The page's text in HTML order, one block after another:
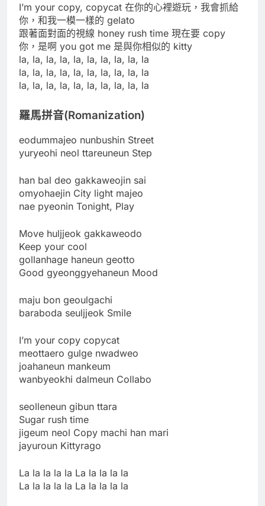
I’m your copy, copycat 在你的心裡遊玩，我會抓給
你，和我一模一樣的 gelato
跟著面對面的視線 honey rush time 現在要 copy
你，是啊 you got me 是與你相似的 kitty
la, la, la, la, la, la, la, la, la, la
la, la, la, la, la, la, la, la, la, la
la, la, la, la, la, la, la, la, la, la
羅馬拼音(Romanization)
eodummajeo nunbushin Street
yuryeohi neol ttareuneun Step
han bal deo gakkaweojin sai
omyohaejin City light majeo
nae pyeonin Tonight, Play
Move huljjeok gakkaweodo
Keep your cool
gollanhage haneun geotto
Good gyeonggyehaneun Mood
maju bon geoulgachi
baraboda seuljjeok Smile
I’m your copy copycat
meottaero gulge nwadweo
joahaneun mankeum
wanbyeokhi dalmeun Collabo
seolleneun gibun ttara
Sugar rush time
jigeum neol Copy machi han mari
jayuroun Kittyrago
La la la la la La la la la la
La la la la la La la la la la